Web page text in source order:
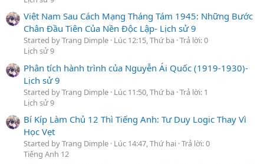
Việt Nam Sau Cách Mạng Tháng Tám 1945: Những Bước
Chân Đầu Tiên Của Nền Độc Lập- Lịch sử 9
Started by Trang Dimple Lúc 12:15, Thứ ba Trả lời: 0
Lịch sử 9
Phân tích hành trình của Nguyễn Ái Quốc (1919-1930)-
Lịch sử 9
Started by Trang Dimple Lúc 11:50, Thứ ba Trả lời: 1
Lịch sử 9
Bí Kíp Làm Chủ 12 Thì Tiếng Anh: Tư Duy Logic Thay Vì
Học Vẹt
Started by Trang Dimple Lúc 14:47, Thứ hai Trả lời: 0
Tiếng Anh 12